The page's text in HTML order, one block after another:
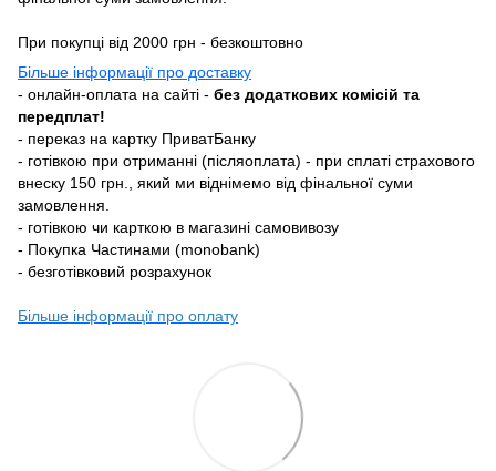
При покупці від 2000 грн - безкоштовно
Більше інформації про доставку
- онлайн-оплата на сайті - без додаткових комісій та
передплат!
- переказ на картку ПриватБанку
- готівкою при отриманні (післяоплата) - при сплаті страхового
внеску 150 грн., який ми віднімемо від фінальної суми
замовлення.
- готівкою чи карткою в магазині самовивозу
- Покупка Частинами (monobank)
- безготівковий розрахунок
Більше інформації про оплату